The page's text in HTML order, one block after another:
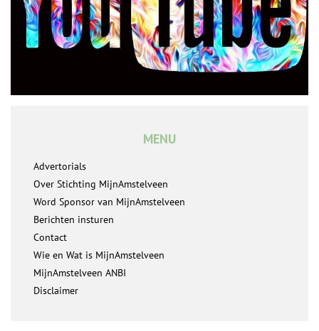
MENU
Advertorials
Over Stichting MijnAmstelveen
Word Sponsor van MijnAmstelveen
Berichten insturen
Contact
Wie en Wat is MijnAmstelveen
MijnAmstelveen ANBI
Disclaimer